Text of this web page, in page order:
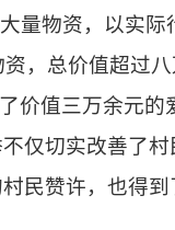
量物资，以实际
，总价值超过八
价值三万余元的
仅切实改善了村
民赞许，也得到